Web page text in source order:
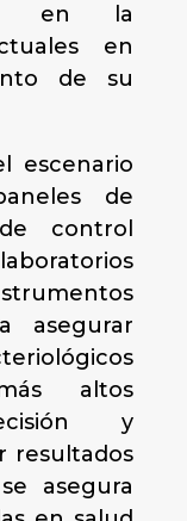
la
en
de su
escenario
de
control
asegurar
altos
y
resultados
asegura